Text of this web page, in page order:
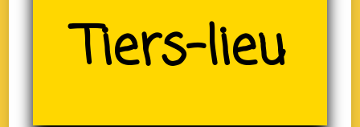
(19)
Tiers-lieu